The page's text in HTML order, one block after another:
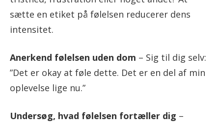
sætte en etiket på følelsen reducerer dens
intensitet.
Anerkend følelsen uden dom – Sig til dig selv:
”Det er okay at føle dette. Det er en del af min
oplevelse lige nu.”
Undersøg, hvad følelsen fortæller dig –